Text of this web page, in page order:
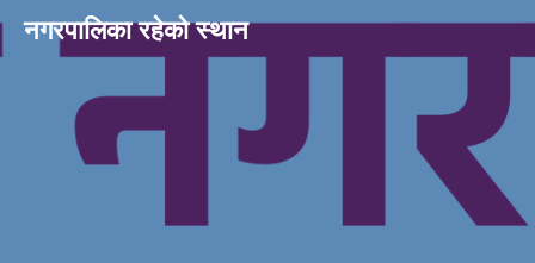
नगरपालिका रहेको स्थान